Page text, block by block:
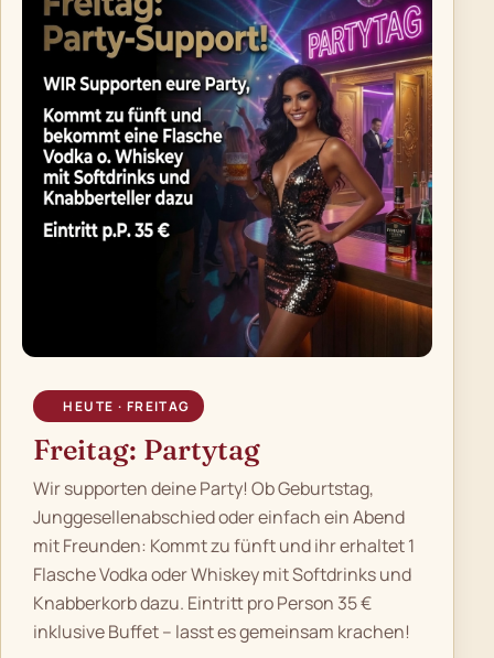
HEUTE · FREITAG
Freitag: Partytag
Wir supporten deine Party! Ob Geburtstag,
Junggesellenabschied oder einfach ein Abend
mit Freunden: Kommt zu fünft und ihr erhaltet 1
Flasche Vodka oder Whiskey mit Softdrinks und
Knabberkorb dazu. Eintritt pro Person 35 €
inklusive Buffet – lasst es gemeinsam krachen!